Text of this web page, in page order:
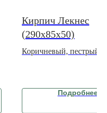
Кирпич Лекнес
(290х85х50)
Коричневый, пестрый
Подробнее